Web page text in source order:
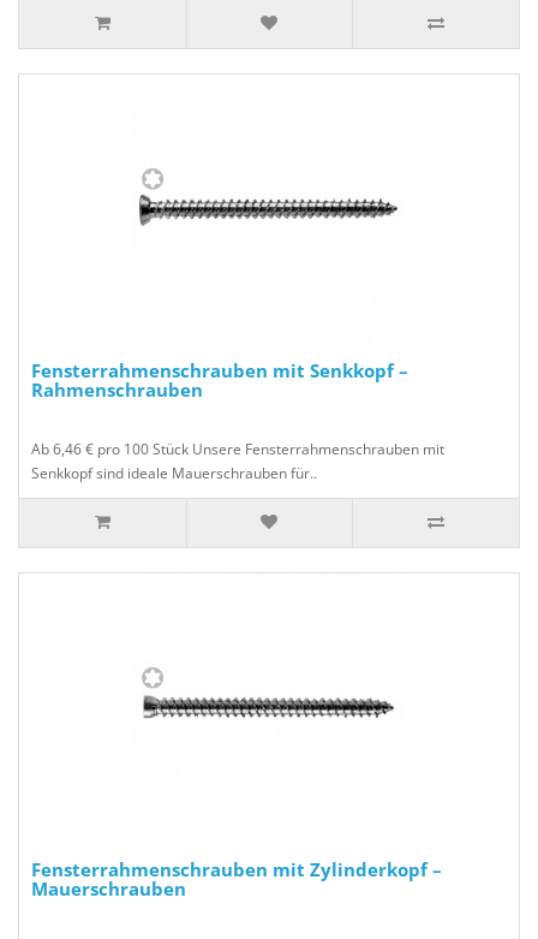
Fensterrahmenschrauben mit Senkkopf –
Rahmenschrauben
Ab 6,46 € pro 100 Stück Unsere Fensterrahmenschrauben mit
Senkkopf sind ideale Mauerschrauben für..
Fensterrahmenschrauben mit Zylinderkopf –
Mauerschrauben